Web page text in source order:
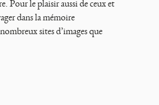
Pour le plaisir aussi de ceux et
dans la mémoire
sites d’images que